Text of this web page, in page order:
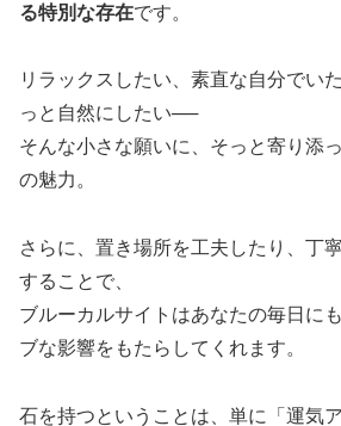
る特別な存在です。
リラックスしたい、素直な自分でい
っと自然にしたい──
そんな小さな願いに、そっと寄り添
の魅力。
さらに、置き場所を工夫したり、丁
することで、
ブルーカルサイトはあなたの毎日に
ブな影響をもたらしてくれます。
石を持つということは、単に「運気